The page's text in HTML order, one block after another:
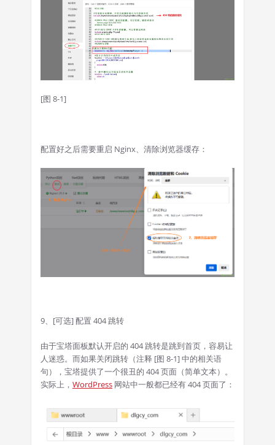
[图 8-1]
配置好之后需要重启 Nginx、清除浏览器缓存：
9、[可选] 配置 404 跳转
由于宝塔面板默认开启的 404 跳转是跳到首页，容易让
人迷惑。而如果关闭跳转（注释 [图 8-1] 中的相关语
句），宝塔提供了一个很丑的 404 页面（简单文本）。
实际上， WordPress 网站中一般都已经有 404 页面了：